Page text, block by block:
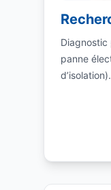
Diagnostic
panne
d’isolation).